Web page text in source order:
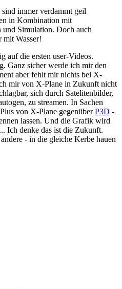
immer verdammt geil
in Kombination mit
und Simulation. Doch auch
Wasser!
auf die ersten user-Videos.
Ganz sicher werde ich mir den
aber fehlt mir nichts bei X-
mir von X-Plane in Zukunft nicht
sich durch Satelitenbilder,
zu streamen. In Sachen
von X-Plane gegenüberP3D -
lassen. Und die Grafik wird
Ich denke das ist die Zukunft.
- in die gleiche Kerbe hauen